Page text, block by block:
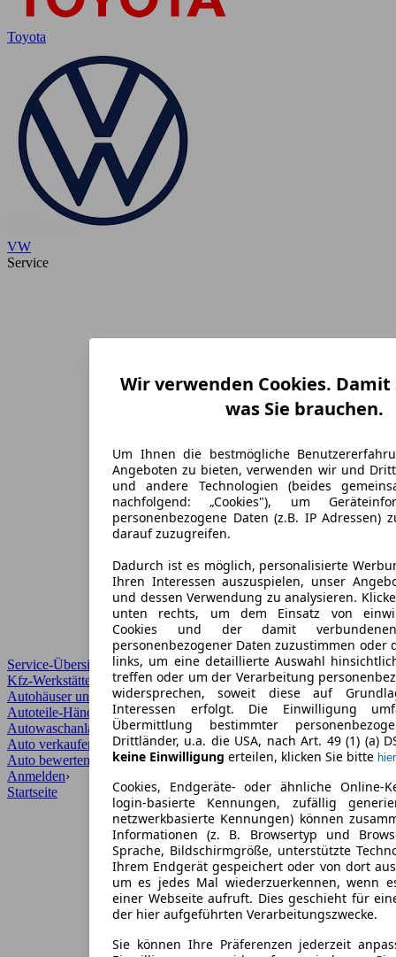
Toyota
VW
Service
Service-Übersicht
Kfz-Werkstätten
Autohäuser und Händler
Autoteile-Händler
Autowaschanlagen
Auto verkaufen
Auto bewerten
Anmelden›
Startseite
Wir verwenden Cookies.
was Sie brauchen.
Um Ihnen die bestmögliche
Angeboten zu bieten, verwenden wir und
und andere Technologien (beides
nachfolgend: „Cookies"), um
personenbezogene Daten (z.B. IP Adressen)
darauf zuzugreifen.
Dadurch ist es möglich, personalisierte
Ihren Interessen auszuspielen, unser
und dessen Verwendung zu analysieren.
unten rechts, um dem Einsatz von
Cookies und der damit
personenbezogener Daten zuzustimmen oder
links, um eine detaillierte Auswahl
treffen oder um der Verarbeitung
widersprechen, soweit diese auf
Interessen erfolgt. Die Einwilligung
Übermittlung bestimmter
Drittländer, u.a. die USA, nach Art. 49 (1) (a)
keine Einwilligung erteilen, klicken Sie bitte hier
Cookies, Endgeräte- oder ähnliche Online-
login-basierte Kennungen, zufällig
netzwerkbasierte Kennungen) können
Informationen (z. B. Browsertyp und
Sprache, Bildschirmgröße, unterstützte
Ihrem Endgerät gespeichert oder von dort
um es jedes Mal wiederzuerkennen, wenn
einer Webseite aufruft. Dies geschieht für
der hier aufgeführten Verarbeitungszwecke.
Sie können Ihre Präferenzen jederzeit